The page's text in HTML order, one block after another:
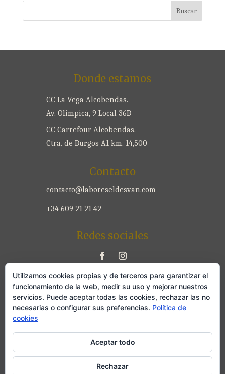
Donde estamos
CC La Vega Alcobendas.
Av. Olímpica, 9 Local 36B
CC Carrefour Alcobendas.
Ctra. de Burgos A1 km. 14,500
Contacto
contacto@laboreseldesvan.com
+34 609 21 21 42
Redes sociales
Legal
Aviso legal
Política de cookies
Utilizamos cookies propias y de terceros para garantizar el
funcionamiento de la web, medir su uso y mejorar nuestros
servicios. Puede aceptar todas las cookies, rechazar las no
necesarias o configurar sus preferencias. Política de
cookies
Aceptar todo
Rechazar